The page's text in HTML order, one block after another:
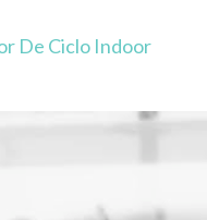
De Ciclo Indoor